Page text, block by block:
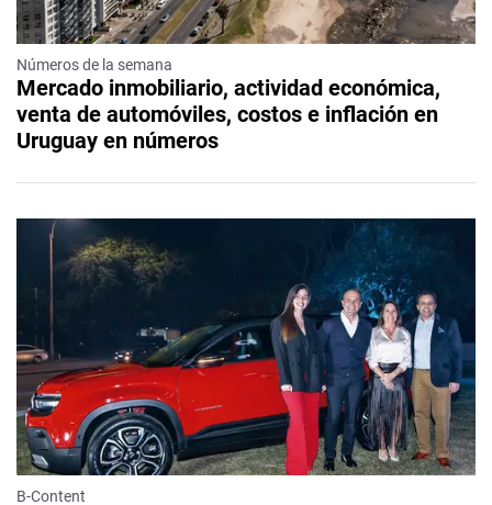
Números de la semana
Mercado inmobiliario, actividad económica,
venta de automóviles, costos e inflación en
Uruguay en números
B-Content